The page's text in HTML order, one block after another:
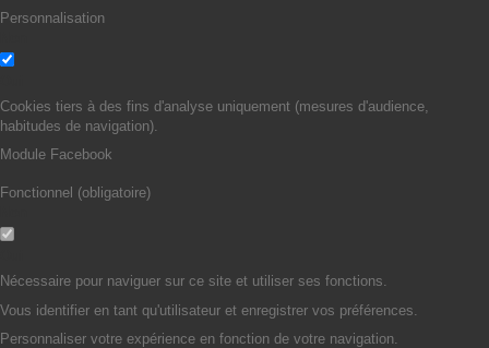
Personnalisation
Cookies tiers à des fins d'analyse uniquement (mesures d'audience,
habitudes de navigation).
Module Facebook
Fonctionnel (obligatoire)
Nécessaire pour naviguer sur ce site et utiliser ses fonctions.
Vous identifier en tant qu'utilisateur et enregistrer vos préférences.
Personnaliser votre expérience en fonction de votre navigation.